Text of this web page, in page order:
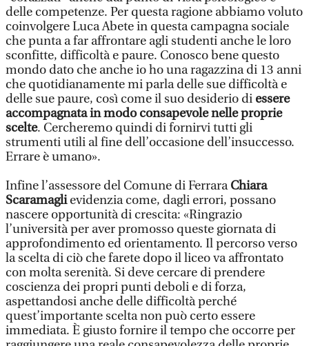
delle competenze. Per questa ragione abbiamo voluto
coinvolgere Luca Abete in questa campagna sociale
che punta a far affrontare agli studenti anche le loro
sconfitte, difficoltà e paure. Conosco bene questo
mondo dato che anche io ho una ragazzina di 13 anni
che quotidianamente mi parla delle sue difficoltà e
delle sue paure, così come il suo desiderio di essere
accompagnata in modo consapevole nelle proprie
scelte. Cercheremo quindi di fornirvi tutti gli
strumenti utili al fine dell’occasione dell’insuccesso.
Errare è umano».
Infine l’assessore del Comune di FerraraChiara
Scaramaglievidenzia come, dagli errori, possano
nascere opportunità di crescita: «Ringrazio
l’università per aver promosso queste giornata di
approfondimento ed orientamento. Il percorso verso
la scelta di ciò che farete dopo il liceo va affrontato
con molta serenità. Si deve cercare di prendere
coscienza dei propri punti deboli e di forza,
aspettandosi anche delle difficoltà perché
quest’importante scelta non può certo essere
immediata. È giusto fornire il tempo che occorre per